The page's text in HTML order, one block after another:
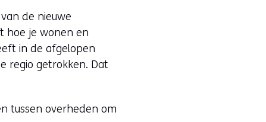
de nieuwe
hoe je wonen en
in de afgelopen
regio getrokken. Dat
tussen overheden om